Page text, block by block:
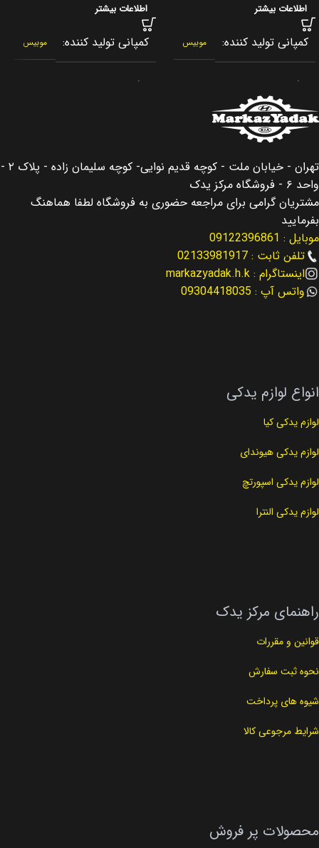
اطلاعات بیشتر
کمپانی تولید کننده موبیس
برند
کشور سازنده کره جنوبی
اصالت کالا اصلی
مناسب برای النترا Elantra
مناسب برای سال 2019
کد فنی 25212-2E820
اطلاعات بیشتر
کمپانی تولید کننده موبیس
برند
اصالت کالا اصلی
مناسب برای
تهران - خیابان ملت - کوچه قدیم نوایی- کوچه سلیمان زاده - پلاک ۲ -
واحد ۶ - فروشگاه مرکز یدک
مشتریان گرامی برای مراجعه حضوری به فروشگاه لطفا هماهنگ
بفرمایید
موبایل : 09122396861
تلفن ثابت : 02133981917
اینستاگرام : markazyadak.h.k
واتس آپ : 09304418035
انواع لوازم یدکی
لوازم یدکی کیا
لوازم یدکی هیوندای
لوازم یدکی اسپورتچ
لوازم یدکی النترا
راهنمای مرکز یدک
قوانین و مقررات
نحوه ثبت سفارش
شیوه های پرداخت
شرایط مرجوعی کالا
محصولات پر فروش